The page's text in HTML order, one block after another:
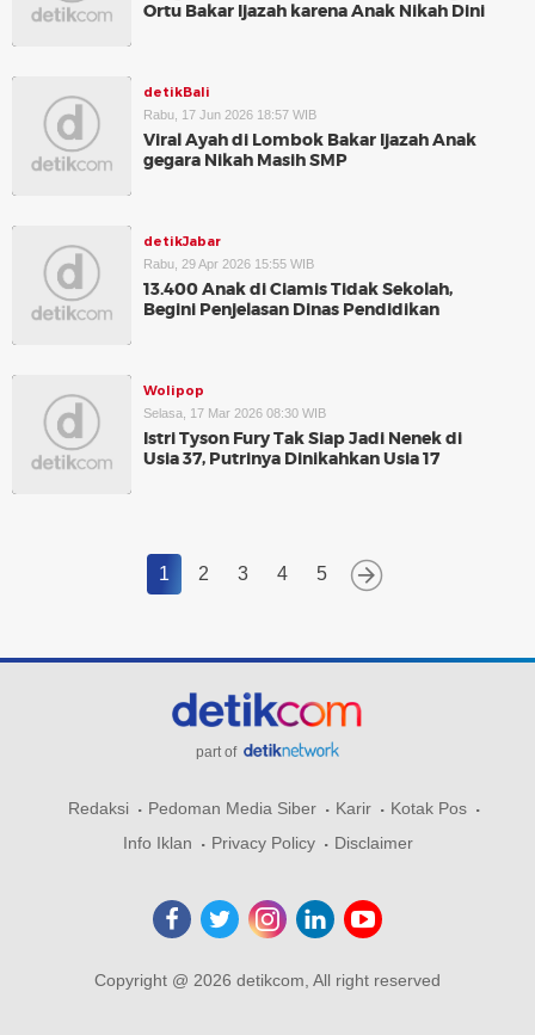
Ortu Bakar Ijazah karena Anak Nikah Dini
detikBali
Rabu, 17 Jun 2026 18:57 WIB
Viral Ayah di Lombok Bakar Ijazah Anak
gegara Nikah Masih SMP
detikJabar
Rabu, 29 Apr 2026 15:55 WIB
13.400 Anak di Ciamis Tidak Sekolah,
Begini Penjelasan Dinas Pendidikan
Wolipop
Selasa, 17 Mar 2026 08:30 WIB
Istri Tyson Fury Tak Siap Jadi Nenek di
Usia 37, Putrinya Dinikahkan Usia 17
1 2 3 4 5
part of
Redaksi Pedoman Media Siber Karir
Kotak Pos
Info Iklan
Privacy Policy Disclaimer
Copyright @ 2026 detikcom, All right reserved